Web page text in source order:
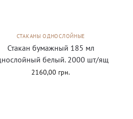
СТАКАНЫ ОДНОСЛОЙНЫЕ
Стакан бумажный 185 мл
белый. 2000 шт/ящ
2160,00 грн.